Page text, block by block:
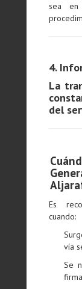
sea en
4.
La
del
Es
cuando:
vía
Se